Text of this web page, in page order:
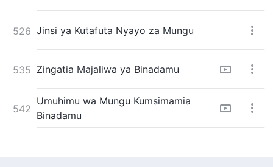
526 Jinsi ya Kutafuta Nyayo za Mungu
535 Zingatia Majaliwa ya Binadamu
542
Umuhimu wa Mungu Kumsimamia
Binadamu